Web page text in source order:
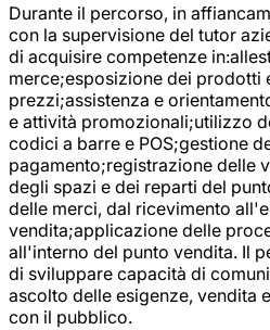
Durante il percorso, in
con la supervisione del tutor
di acquisire competenze
merce;esposizione dei prodotti
prezzi;assistenza e
e attività promozionali;utilizzo
codici a barre e POS;gestione
pagamento;registrazione delle
degli spazi e dei reparti del
delle merci, dal ricevimento
vendita;applicazione delle
all'interno del punto vendita. Il
di sviluppare capacità di
ascolto delle esigenze, vendita
con il pubblico.